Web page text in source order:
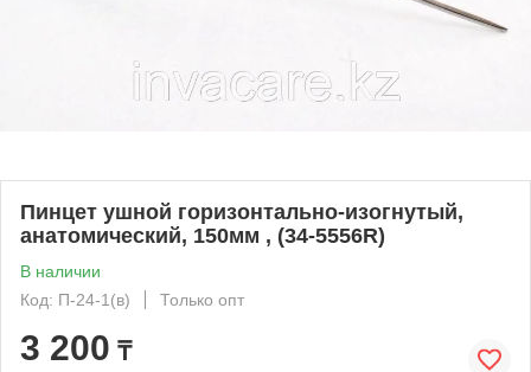
Пинцет ушной горизонтально-изогнутый,
анатомический, 150мм , (34-5556R)
В наличии
Код: П-24-1(в)
Только опт
3 200 ₸